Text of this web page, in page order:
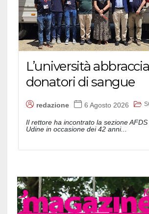
L’università
donatori di sangue
redazione 6 Agosto 2026
Il rettore ha incontrato la sezione
Udine in occasione dei 42 anni...